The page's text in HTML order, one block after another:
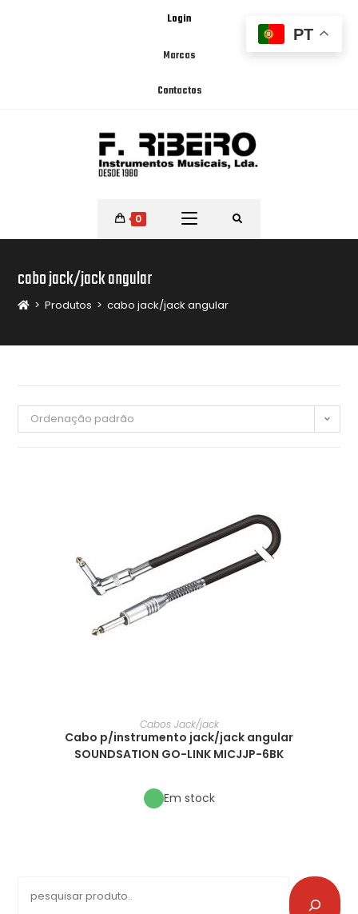
Login
Marcas
Contactos
0
cabo jack/jack angular
> Produtos > cabo jack/jack angular
Ordenação padrão
Cabos Jack/jack
Cabo p/instrumento jack/jack angular
SOUNDSATION GO-LINK MICJJP-6BK
Em stock
PT